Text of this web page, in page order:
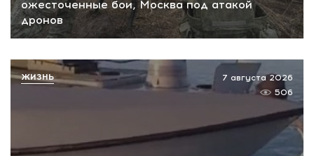
ожесточенные бои, Москва под атакой
дронов
7 августа 2026
506
ЖИЗНЬ